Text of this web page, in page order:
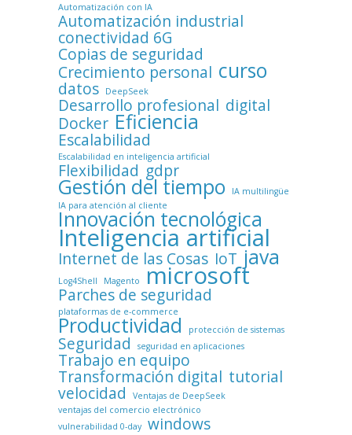
Automatización con IA
Automatización industrial
conectividad 6G
Copias de seguridad
Crecimiento personal curso
datos DeepSeek
Desarrollo profesional digital
Docker Eficiencia
Escalabilidad
Escalabilidad en inteligencia artificial
Flexibilidad gdpr
Gestión del tiempo
IA multilingüe
IA para atención al cliente
Innovación tecnológica
Inteligencia artificial
Internet de las Cosas IoT java
Log4Shell Magento microsoft
Parches de seguridad
plataformas de e-commerce
Productividad protección de sistemas
Seguridad seguridad en aplicaciones
Trabajo en equipo
Transformación digital tutorial
velocidad
Ventajas de DeepSeek
ventajas del comercio electrónico
vulnerabilidad 0-day windows